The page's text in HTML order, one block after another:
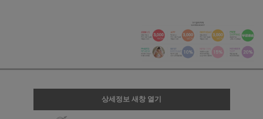
상세정보 새창 열기